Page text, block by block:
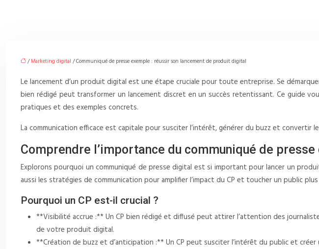
/Marketing digital / Communiqué de presse exemple : réussir son lancement de produit digital
Le lancement d’un produit digital est une étape cruciale pour toute entreprise. Se
bien rédigé peut transformer un lancement discret en un succès retentissant. Ce guide
pratiques et des exemples concrets.
La communication efficace est capitale pour susciter l’intérêt, générer du buzz et convertir
Comprendre l’importance du communiqué de
Explorons pourquoi un communiqué de presse digital est si important pour lancer un
aussi les stratégies de communication pour amplifier l’impact du CP et toucher un public plus
Pourquoi un CP est-il crucial ?
**Visibilité accrue :** Un CP bien rédigé et diffusé peut attirer l’attention des
de votre produit digital.
**Création de buzz et d’anticipation :** Un CP peut susciter l’intérêt du public et